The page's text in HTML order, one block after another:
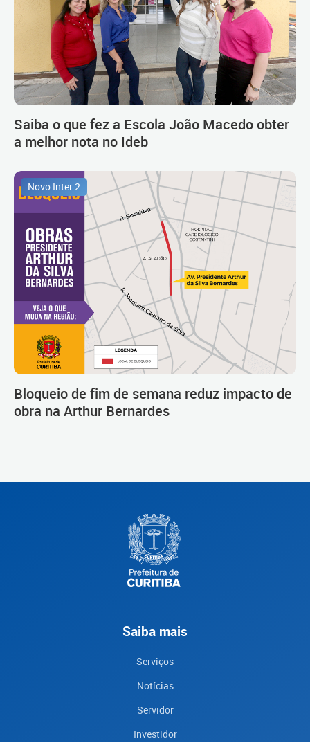
Saiba o que fez a Escola João Macedo obter
a melhor nota no Ideb
Novo Inter 2
Bloqueio de fim de semana reduz impacto de
obra na Arthur Bernardes
Saiba mais
Serviços
Notícias
Servidor
Investidor